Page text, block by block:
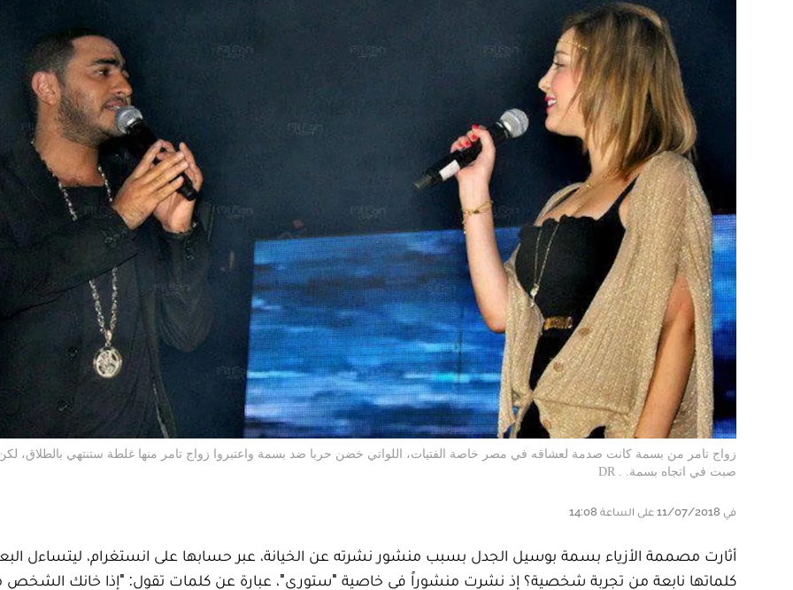
زواج تامر من بسمة كانت صدمة لعشاقه في مصر خاصة الفتيات، اللواتي خضن حربا ضد بسمة واعتبروا زواج تامر منها غلطة ستنتهي بالطلاق، لكن
صبت في اتجاه بسمة. . DR
في 11/07/2018 على الساعة 14:08
أثارت مصممة الأزياء بسمة بوسيل الجدل بسبب منشور نشرته عن الخيانة، عبر حسابها على انستغرام، ليتساءل
كلماتها نابعة من تجربة شخصية؟ إذ نشرت منشوراً في خاصية "ستوري"، عبارة عن كلمات تقول: "إذا خانك الشخص